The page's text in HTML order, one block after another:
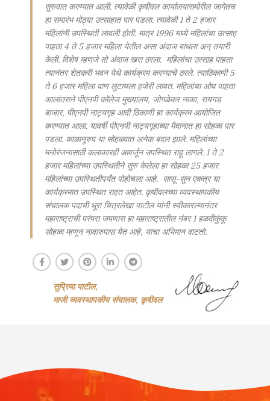
सुरुवात करण्यात आली. त्यावेळी कृषीवल कार्यालयासमोरील जागेतच
हा समारंभ मोठ्या उत्साहात पार पडला. त्यावेळी 1 ते 2 हजार
महिलांनी उपस्थिती लावली होती. मात्र 1996 मध्ये महिलांचा उत्साह
पाहता 4 ते 5 हजार महिला येतील असा अंदाज बांधला अन् तयारी
केली. विशेष म्हणजे तो अंदाज खरा ठरला. महिलांचा उत्साह पाहता
त्यानंतर शेतकरी भवन येथे कार्यक्रम करण्याचे ठरले. त्याठिकाणी 5
ते 6 हजार महिला वाण लुटायला हजेरी लावत. महिलांचा ओघ पाहता
कालांतराने पीएनपी कॉलेज मुख्यालय, जोगळेकर नाका, रायगड
बाजार, पीएनपी नाट्यगृह आदी ठिकाणी हा कार्यक्रम आयोजित
करण्यात आला. यावर्षी पीएनपी नाट्यगृहाच्या मैदानात हा सोहळा पार
पडला. काळानूरुप या सोहळ्यात अनेक बदल झाले. महिलांच्या
मनोरंजनासाठी कलाकारही आवर्जून उपस्थित राहू लागले. 1 ते 2
हजार महिलांच्या उपस्थितीने सुरु केलेला हा सोहळा 25 हजार
महिलांच्या उपस्थितीपर्यंत पोहोचला आहे. सासू-सुन एकत्र या
कार्यक्रमात उपस्थित राहत आहेत. कृषीवलच्या व्यवस्थापकीय
संचालक पदाची धूरा चित्रलेखा पाटील यांनी स्वीकारल्यानंतर
महाराष्ट्राची परंपरा जपणारा हा महाराष्ट्रातील नंबर 1 हळदीकुंकू
सोहळा म्हणून नावारुपास येत आहे, याचा अभिमान वाटतो.
सुप्रिया पाटील,
माजी व्यवस्थापकीय संचालक, कृषीवल